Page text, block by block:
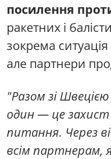
посилення
ракетних і
зокрема
але партнери
"Разом зі
один — це захист
питання. Через
всім партнерам,